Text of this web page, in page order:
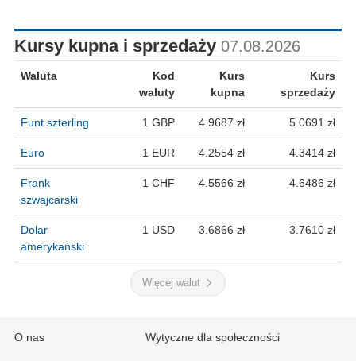
Kursy kupna i sprzedaży 07.08.2026
Waluta
Kod
waluty
Kurs
kupna
Kurs
sprzedaży
Funt szterling 1 GBP 4.9687 zł 5.0691 zł
Euro 1 EUR 4.2554 zł 4.3414 zł
Frank
szwajcarski
1 CHF 4.5566 zł 4.6486 zł
Dolar
amerykański
1 USD 3.6866 zł 3.7610 zł
Więcej walut
O nas Wytyczne dla społeczności